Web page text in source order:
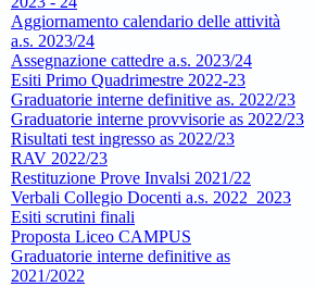
Aggiornamento calendario delle attività
a.s. 2023/24
Assegnazione cattedre a.s. 2023/24
Esiti Primo Quadrimestre 2022-23
Graduatorie interne definitive as. 2022/23
Graduatorie interne provvisorie as 2022/23
Risultati test ingresso as 2022/23
RAV 2022/23
Restituzione Prove Invalsi 2021/22
Verbali Collegio Docenti a.s. 2022_2023
Esiti scrutini finali
Proposta Liceo CAMPUS
Graduatorie interne definitive as
2021/2022